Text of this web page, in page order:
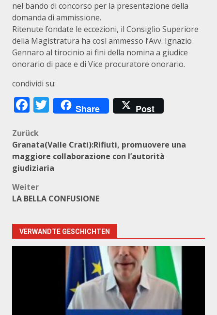
nel bando di concorso per la presentazione della
domanda di ammissione.
Ritenute fondate le eccezioni, il Consiglio Superiore
della Magistratura ha così ammesso l’Avv. Ignazio
Gennaro al tirocinio ai fini della nomina a giudice
onorario di pace e di Vice procuratore onorario.
condividi su:
Facebook
Twitter
Share Post
Beitragsnavigation
Zurück
Granata(Valle Crati):Rifiuti, promuovere una
maggiore collaborazione con l’autorità
giudiziaria
Weiter
LA BELLA CONFUSIONE
VERWANDTE GESCHICHTEN